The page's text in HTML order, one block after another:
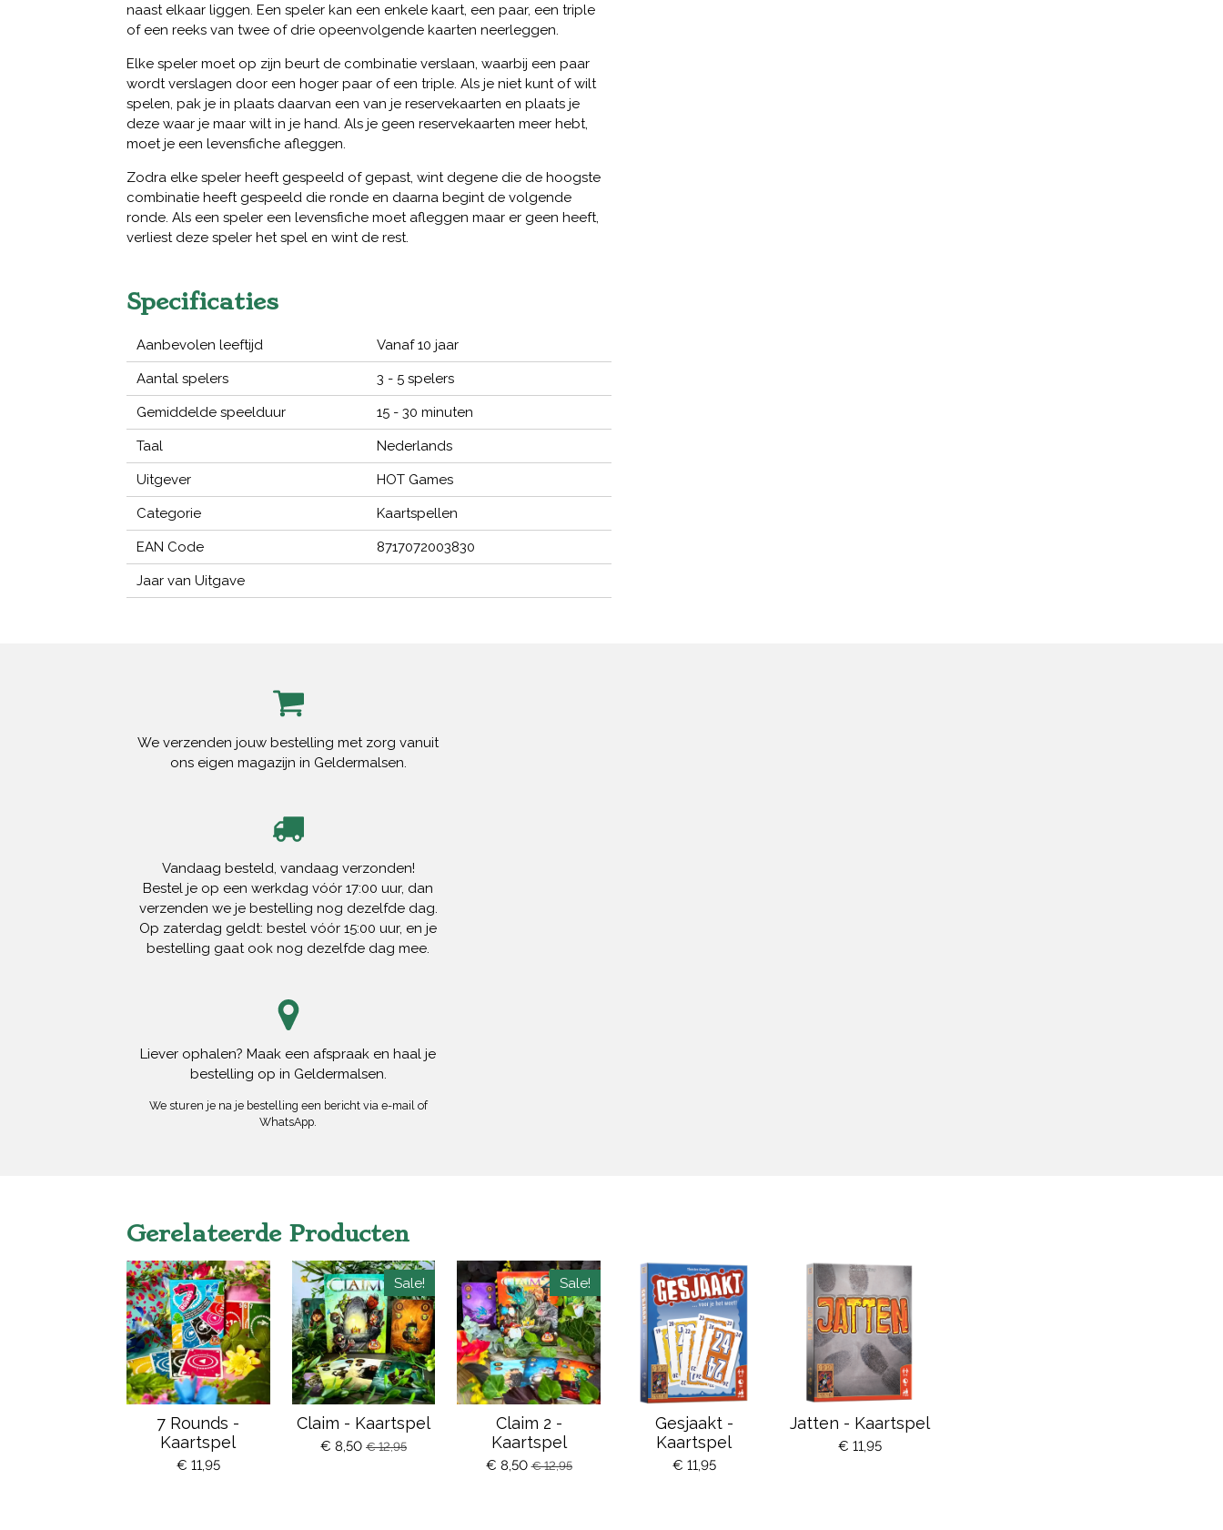
naast elkaar liggen. Een speler kan een enkele kaart, een paar, een triple
of een reeks van twee of drie opeenvolgende kaarten neerleggen.
Elke speler moet op zijn beurt de combinatie verslaan, waarbij een paar
wordt verslagen door een hoger paar of een triple. Als je niet kunt of wilt
spelen, pak je in plaats daarvan een van je reservekaarten en plaats je
deze waar je maar wilt in je hand. Als je geen reservekaarten meer hebt,
moet je een levensfiche afleggen.
Zodra elke speler heeft gespeeld of gepast, wint degene die de hoogste
combinatie heeft gespeeld die ronde en daarna begint de volgende
ronde. Als een speler een levensfiche moet afleggen maar er geen heeft,
verliest deze speler het spel en wint de rest.
Specificaties
Aanbevolen leeftijd Vanaf 10 jaar
Aantal spelers 3 - 5 spelers
Gemiddelde speelduur 15 - 30 minuten
Taal Nederlands
Uitgever HOT Games
Categorie Kaartspellen
EAN Code 8717072003830
Jaar van Uitgave
We verzenden jouw bestelling met zorg vanuit
ons eigen magazijn in Geldermalsen.
Vandaag besteld, vandaag verzonden!
Bestel je op een werkdag vóór 17:00 uur, dan
verzenden we je bestelling nog dezelfde dag.
Op zaterdag geldt: bestel vóór 15:00 uur, en je
bestelling gaat ook nog dezelfde dag mee.
Liever ophalen? Maak een afspraak en haal je
bestelling op in Geldermalsen.
We sturen je na je bestelling een bericht via e-mail of
WhatsApp.
Gerelateerde Producten
7 Rounds -
Kaartspel
€ 11,95
Sale!
Claim - Kaartspel
€ 8,50 € 12,95
Sale!
Claim 2 -
Kaartspel
€ 8,50 € 12,95
Gesjaakt -
Kaartspel
€ 11,95
Jatten - Kaartspel
€ 11,95